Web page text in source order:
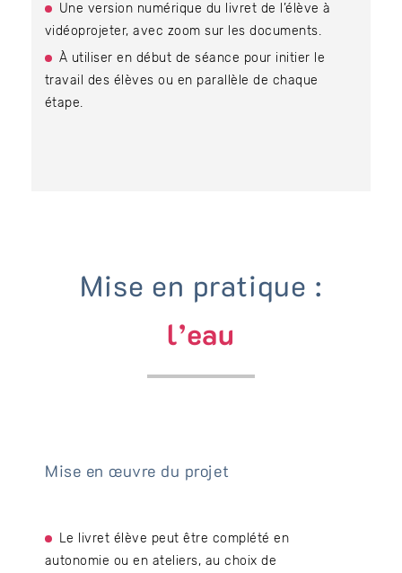
Une version numérique du livret de l’élève à
vidéoprojeter, avec zoom sur les documents.
À utiliser en début de séance pour initier le
travail des élèves ou en parallèle de chaque
étape.
Mise en pratique :
l’eau
Mise en œuvre du projet
Le livret élève peut être complété en
autonomie ou en ateliers, au choix de